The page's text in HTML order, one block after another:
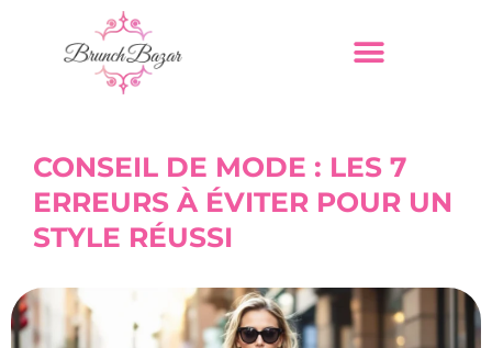
CONSEIL DE MODE : LES 7
ERREURS À ÉVITER POUR UN
STYLE RÉUSSI